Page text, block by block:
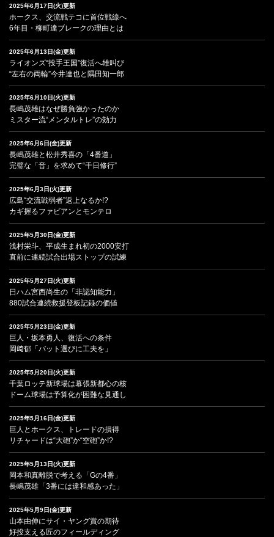
2025年6月17日(火)更新
ホークス、交流戦テコに首位戦線へ
6年目・柳町達ブレークの理由とは
2025年6月13日(金)更新
ライオンズ“投手王国”復活へ雄叫び
“左右の両輪”今井達也と隅田知一郎
2025年6月10日(火)更新
長嶋茂雄はなぜ勝負強かったのか
ミスター流“メンタルトレ”の効力
2025年6月6日(金)更新
長嶋茂雄と松井秀喜の「4番道」
完璧な「音」を求めて“千日修行”
2025年6月3日(火)更新
広島“交流戦弱者”返上なるか!?
カギ握るファビアンとモンテロ
2025年5月30日(金)更新
浅村栄斗、平成生まれ初の2000安打
直前に連続試合出場ストップの試練
2025年5月27日(火)更新
日ハム宮西尚生の「非認知能力」
880試合連続救援登板記録の価値
2025年5月23日(金)更新
巨人・坂本勇人、復活への条件
岡﨑郁「バット選びに工夫を」
2025年5月20日(火)更新
千葉ロッテ新球場は幕張新都心の核
ドーム球場は予算化が困難な見通し
2025年5月16日(金)更新
巨人とホークス、トレードの損得
リチャードは“大砲”か“空砲”か!?
2025年5月13日(火)更新
岡本和真離脱で考える「Gの4番」
長嶋茂雄「3番には違和感あった」
2025年5月9日(金)更新
山本由伸にサイ・ヤング賞の期待
好投支える匠のフィールディング